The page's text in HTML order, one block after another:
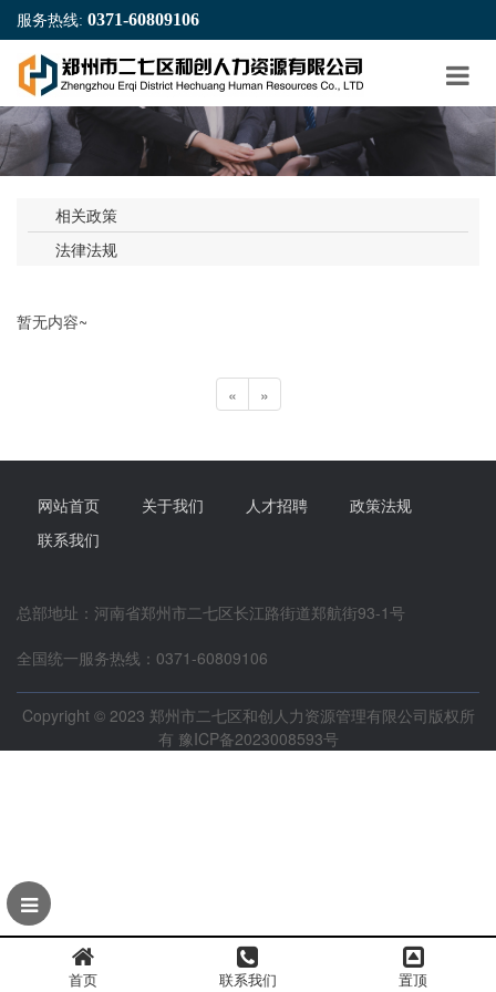
服务热线: 0371-60809106
相关政策
法律法规
暂无内容~
« »
网站首页 关于我们 人才招聘
政策法规
联系我们
总部地址：河南省郑州市二七区长江路街道郑航街93-1号
全国统一服务热线：0371-60809106
Copyright © 2023 郑州市二七区和创人力资源管理有限公司版权所
有 豫ICP备2023008593号
首页 联系我们 置顶